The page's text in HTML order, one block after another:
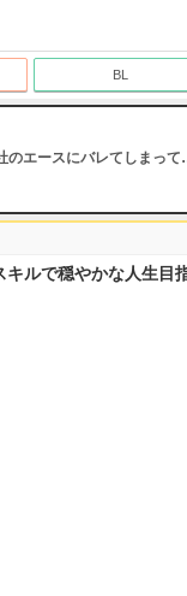
BL
エースにバレてしまって
キルで穏やかな人生